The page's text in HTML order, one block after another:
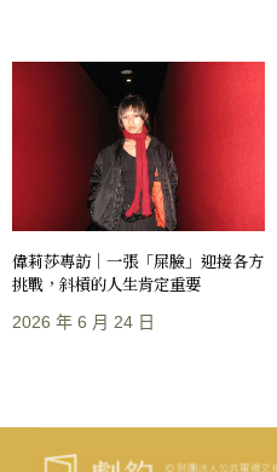
偉莉莎專訪｜一張「屎臉」迎接各方
挑戰，斜槓的人生肯定重要
2026 年 6 月 24 日